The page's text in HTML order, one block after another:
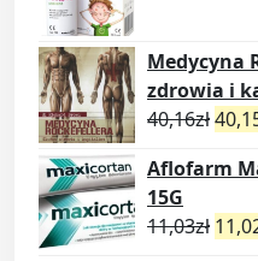
Medycyna
zdrowia i
40,16zł
Aflofarm
15G
11,03zł